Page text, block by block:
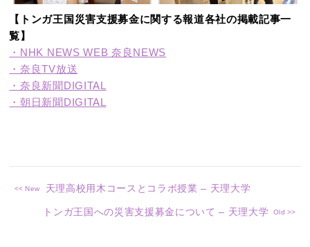
【トンガ王国災害支援募金に関する報道各社の掲載記事一
覧】
・NHK NEWS WEB 奈良NEWS
・奈良TV放送
・奈良新聞DIGITAL
・朝日新聞DIGITAL
天理高校用木コースとコラボ授業 – 天理大学
トンガ王国への災害支援募金について – 天理大学